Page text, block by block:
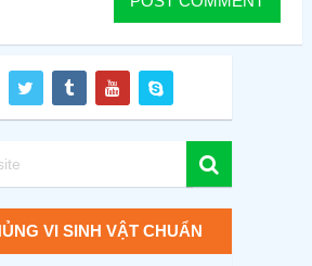
VI SINH VẬT CHUẨN